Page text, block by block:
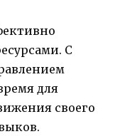
С
для
своего